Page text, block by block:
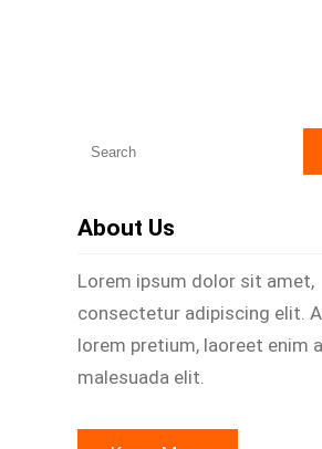
About Us
Lorem ipsum dolor sit amet,
consectetur adipiscing elit.
lorem pretium, laoreet enim
malesuada elit.